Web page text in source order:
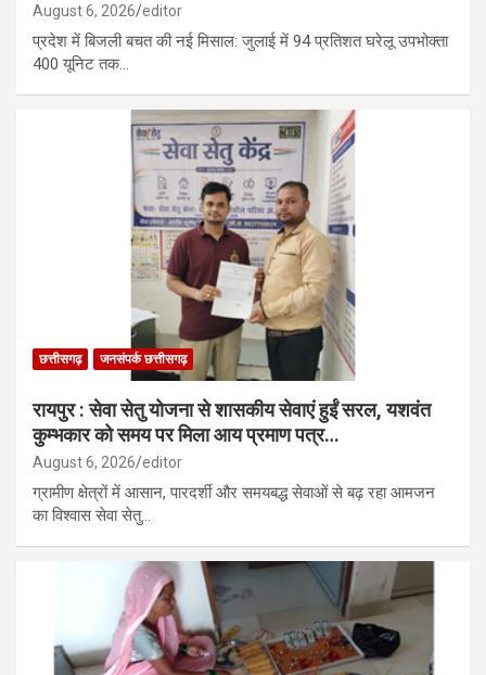
August 6, 2026 editor
प्रदेश में बिजली बचत की नई मिसाल: जुलाई में 94 प्रतिशत घरेलू उपभोक्ता
400 यूनिट तक…
छत्तीसगढ़ जनसंपर्क छत्तीसगढ़
रायपुर : सेवा सेतु योजना से शासकीय सेवाएं हुईं सरल, यशवंत
कुम्भकार को समय पर मिला आय प्रमाण पत्र…
August 6, 2026 editor
ग्रामीण क्षेत्रों में आसान, पारदर्शी और समयबद्ध सेवाओं से बढ़ रहा आमजन
का विश्वास सेवा सेतु…